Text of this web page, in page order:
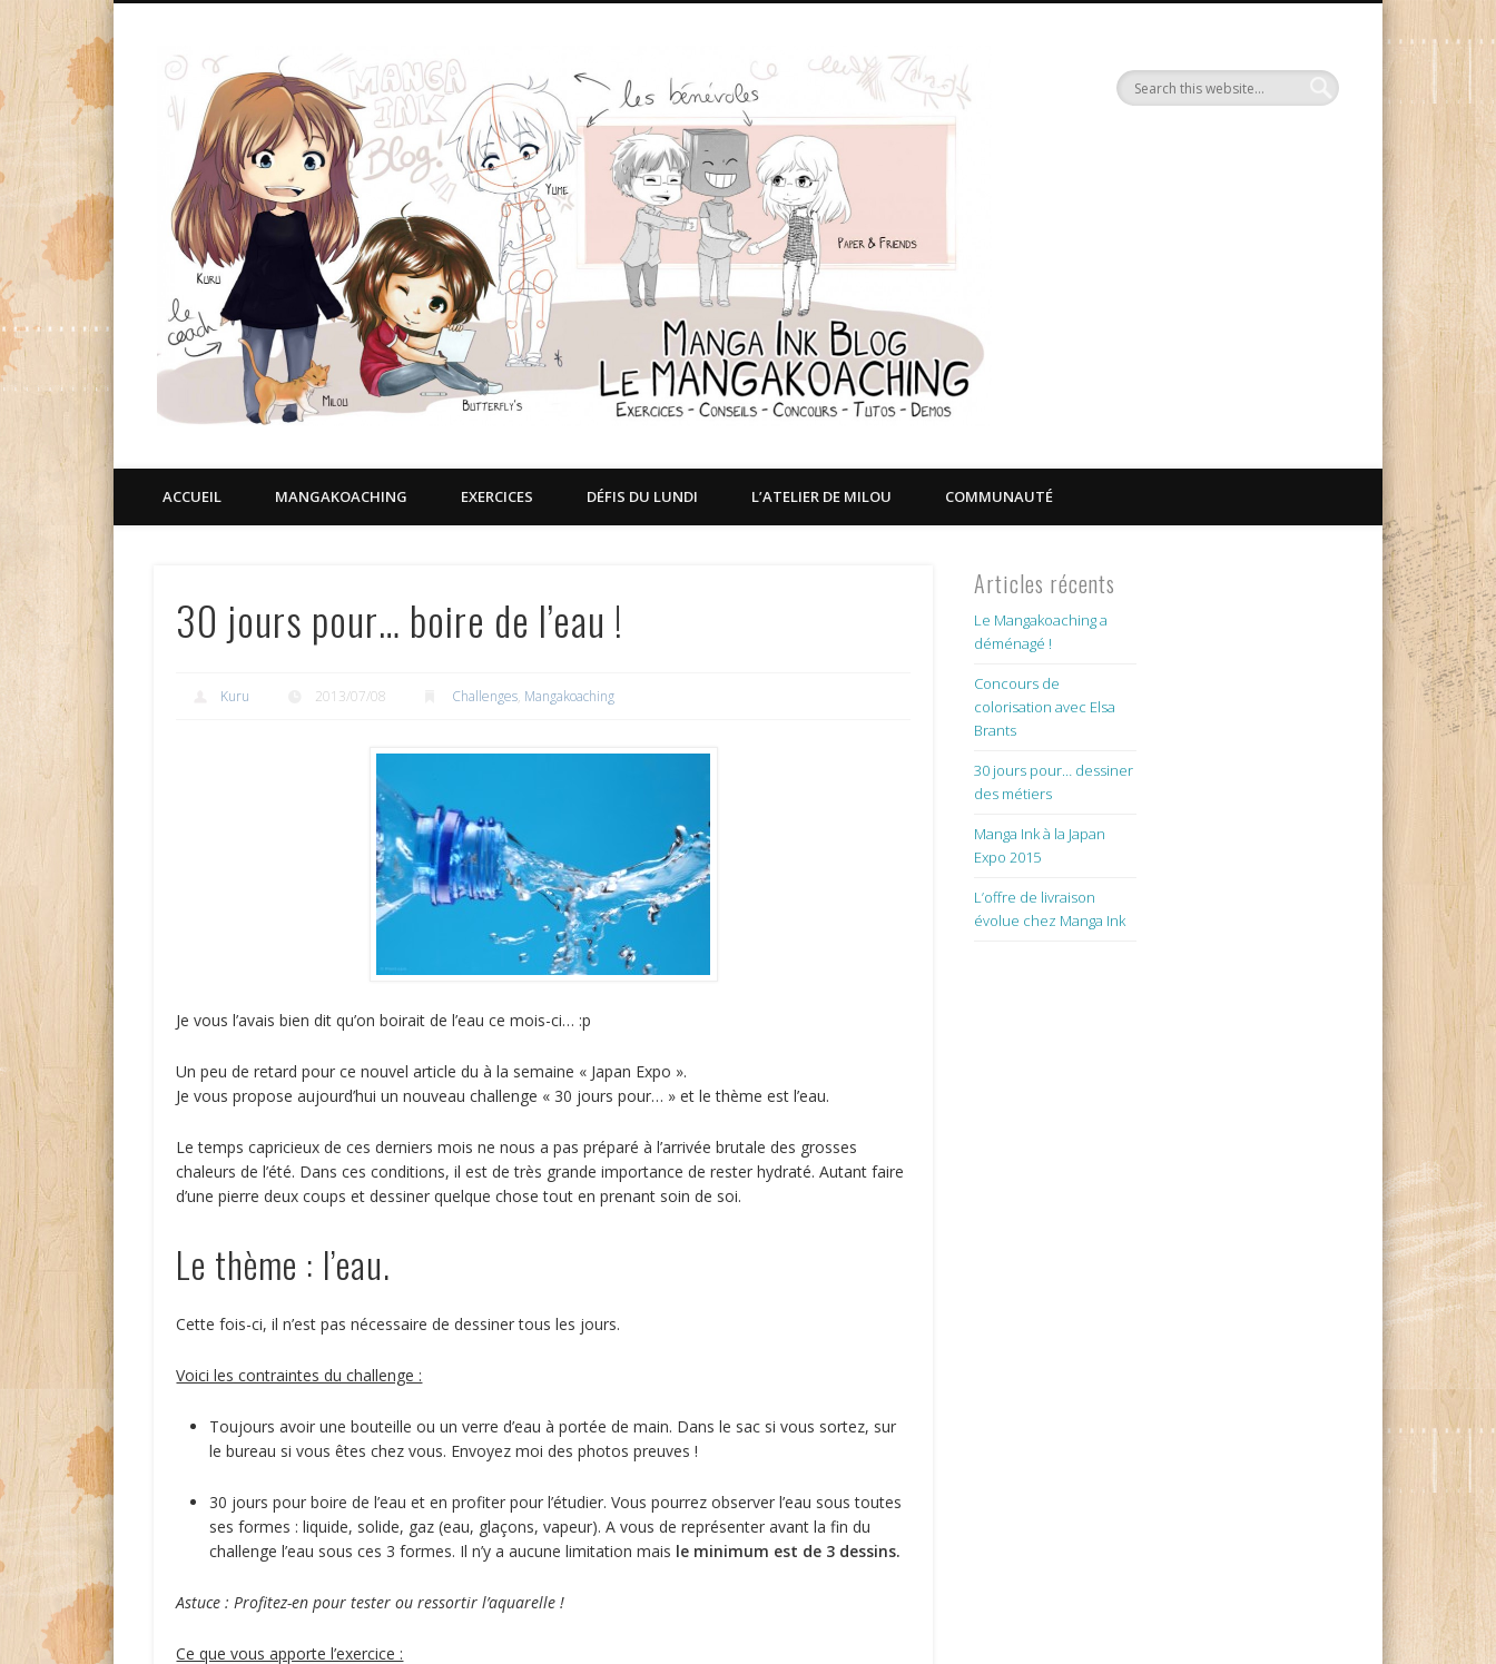
Le Blog Manga Ink
ACCUEIL MANGAKOACHING EXERCICES DÉFIS DU LUNDI L’ATELIER DE MILOU COMMUNAUTÉ
30 jours pour… boire de l’eau !
Kuru 2013/07/08 Challenges, Mangakoaching
Je vous l’avais bien dit qu’on boirait de l’eau ce mois-ci… :p
Un peu de retard pour ce nouvel article du à la semaine « Japan Expo ».
Je vous propose aujourd’hui un nouveau challenge « 30 jours pour… » et le thème est l’eau.
Le temps capricieux de ces derniers mois ne nous a pas préparé à l’arrivée brutale des grosses
chaleurs de l’été. Dans ces conditions, il est de très grande importance de rester hydraté. Autant faire
d’une pierre deux coups et dessiner quelque chose tout en prenant soin de soi.
Le thème : l’eau.
Cette fois-ci, il n’est pas nécessaire de dessiner tous les jours.
Voici les contraintes du challenge :
Toujours avoir une bouteille ou un verre d’eau à portée de main. Dans le sac si vous sortez, sur
le bureau si vous êtes chez vous. Envoyez moi des photos preuves !
30 jours pour boire de l’eau et en profiter pour l’étudier. Vous pourrez observer l’eau sous toutes
ses formes : liquide, solide, gaz (eau, glaçons, vapeur). A vous de représenter avant la fin du
challenge l’eau sous ces 3 formes. Il n’y a aucune limitation mais le minimum est de 3 dessins.
Astuce : Profitez-en pour tester ou ressortir l’aquarelle !
Ce que vous apporte l’exercice :
Articles récents
Le Mangakoaching a
déménagé !
Concours de
colorisation avec Elsa
Brants
30 jours pour… dessiner
des métiers
Manga Ink à la Japan
Expo 2015
L’offre de livraison
évolue chez Manga Ink